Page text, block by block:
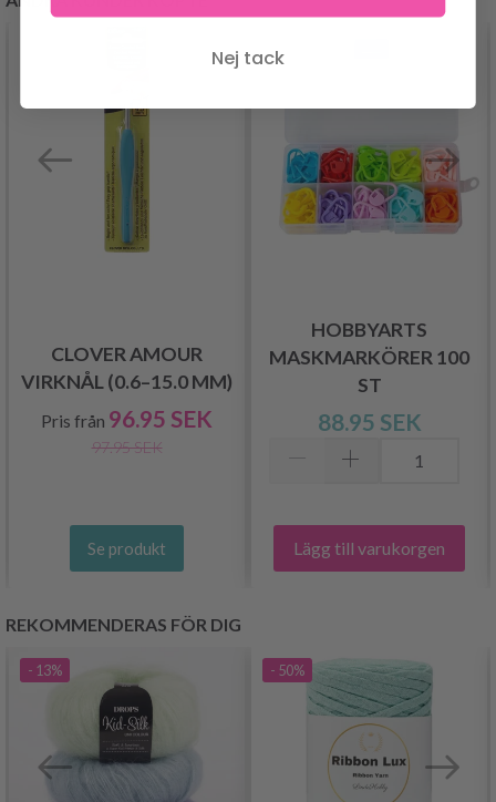
CLOVER AMOUR
VIRKNÅL (0.6–15.0 MM)
Pris från 96.95 SEK
97.95 SEK
Se produkt
HOBBYARTS
MASKMARKÖRER 100
ST
88.95 SEK
Lägg till varukorgen
REKOMMENDERAS FÖR DIG
- 13% - 50%
Nej tack